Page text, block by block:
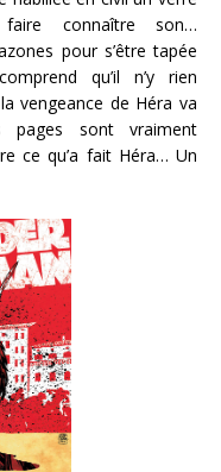
connaître son…
pour s’être tapée
qu’il n’y rien
vengeance de Héra va
pages sont vraiment
ce qu’a fait Héra… Un